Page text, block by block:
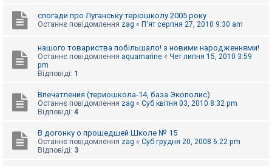
спогади про Луганську теріошколу 2005 року
Останнє повідомлення zag « П'ят серпня 27, 2010 9:30 am
нашого товариства побільшало! з новими народженнями!
Останнє повідомлення aquamarine « Чет липня 15, 2010 3:59
pm
Відповіді: 1
Впечатления (териошкола-14, база Экополис)
Останнє повідомлення zag « Суб квітня 03, 2010 8:32 pm
Відповіді: 4
В догонку о прошедшей Школе № 15
Останнє повідомлення zag « Суб грудня 20, 2008 6:22 pm
Відповіді: 3